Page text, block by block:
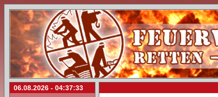
06.08.2026 - 04:37:33